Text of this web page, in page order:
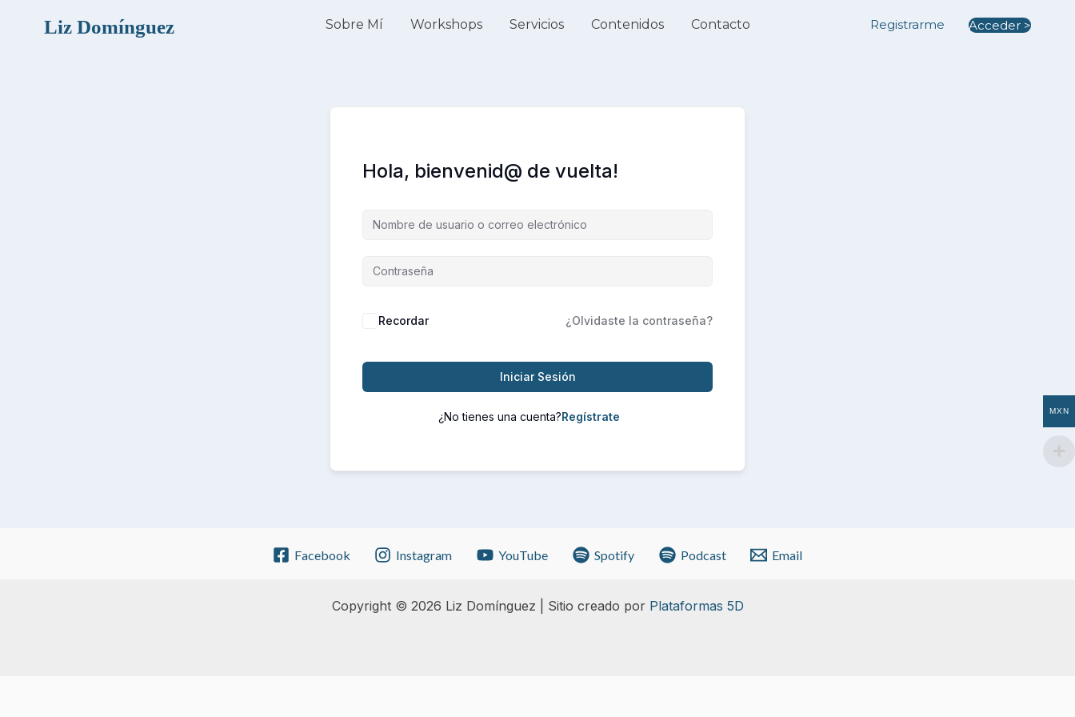
Liz Domínguez Sobre Mí Workshops Servicios Contenidos Contacto Registrarme Acceder >
Hola, bienvenid@ de vuelta!
Recordar ¿Olvidaste la contraseña?
Iniciar Sesión
¿No tienes una cuenta?
Facebook Instagram YouTube Spotify Podcast Email
Copyright © 2026 Liz Domínguez | Sitio creado por Plataformas 5D
MXN